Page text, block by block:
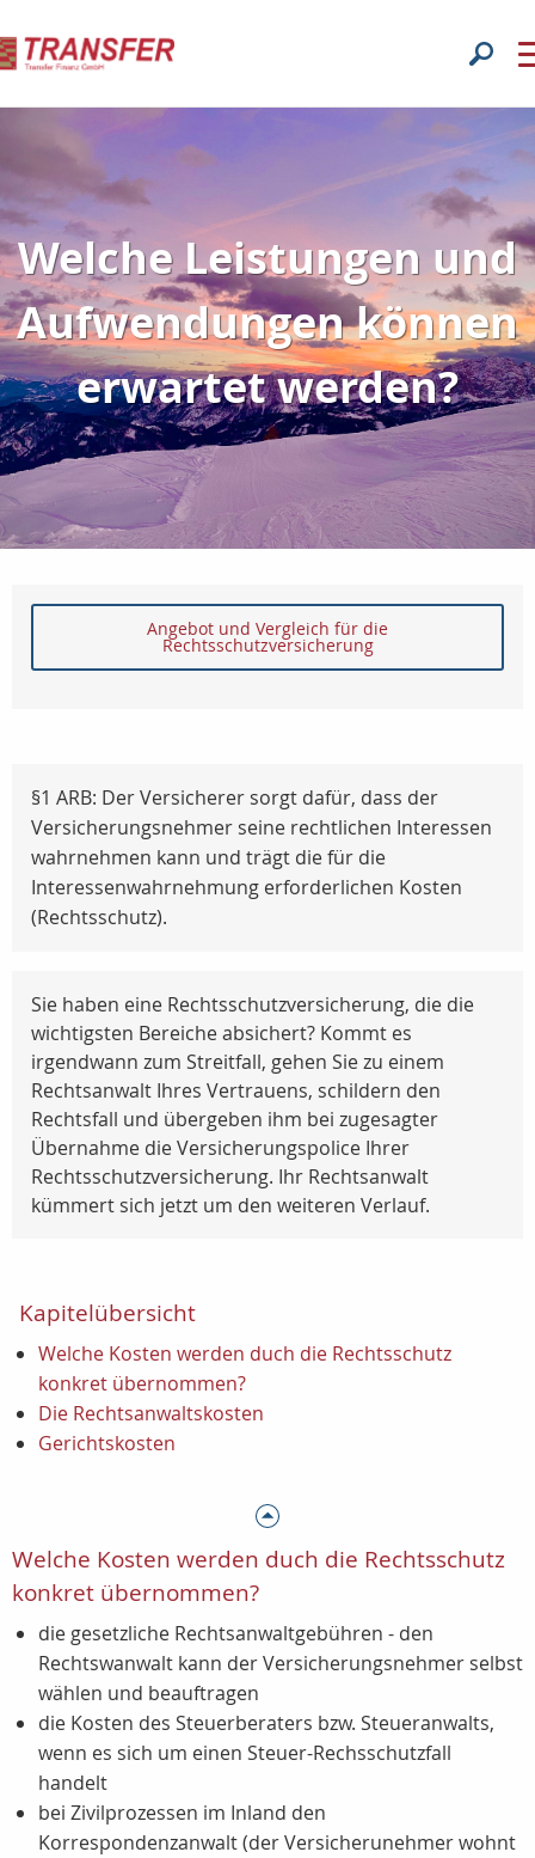
Welche Leistungen und
Aufwendungen können
erwartet werden?
Angebot und Vergleich für die
Rechtsschutzversicherung
§1 ARB: Der Versicherer sorgt dafür, dass der
Versicherungsnehmer seine rechtlichen Interessen
wahrnehmen kann und trägt die für die
Interessenwahrnehmung erforderlichen Kosten
(Rechtsschutz).
Sie haben eine Rechtsschutzversicherung, die die
wichtigsten Bereiche absichert? Kommt es
irgendwann zum Streitfall, gehen Sie zu einem
Rechtsanwalt Ihres Vertrauens, schildern den
Rechtsfall und übergeben ihm bei zugesagter
Übernahme die Versicherungspolice Ihrer
Rechtsschutzversicherung. Ihr Rechtsanwalt
kümmert sich jetzt um den weiteren Verlauf.
Kapitelübersicht
Welche Kosten werden duch die Rechtsschutz
konkret übernommen?
Die Rechtsanwaltskosten
Gerichtskosten
Welche Kosten werden duch die Rechtsschutz
konkret übernommen?
die gesetzliche Rechtsanwaltgebühren - den
Rechtswanwalt kann der Versicherungsnehmer selbst
wählen und beauftragen
die Kosten des Steuerberaters bzw. Steueranwalts,
wenn es sich um einen Steuer-Rechsschutzfall
handelt
bei Zivilprozessen im Inland den
Korrespondenzanwalt (der Versicherunehmer wohnt